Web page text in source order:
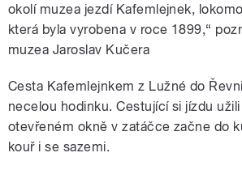
okolí muzea jezdí Kafemlejnek,
která byla vyrobena v roce 1899,“
muzea Jaroslav Kučera
Cesta Kafemlejnkem z Lužné do
necelou hodinku. Cestující si jízdu
otevřeném okně v zatáčce začne do
kouř i se sazemi.